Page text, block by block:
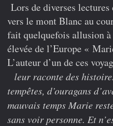
Lors de diverses
vers le mont Blanc au
fait quelquefois allusion
élevée de l’Europe «
L’auteur d’un de ces
leur raconte des
tempêtes, d’ouragans
mauvais temps Marie
sans voir personne. Et